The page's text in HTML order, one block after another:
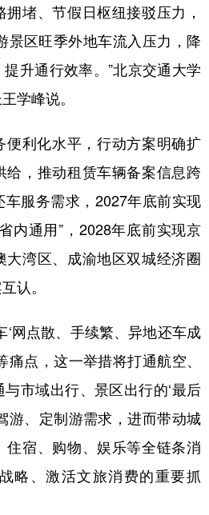
堵、节假日枢纽接驳压力，
景区旺季外地车流入压力，降
升通行效率。”北京交通大学
学峰说。
利化水平，行动方案明确扩
给，推动租赁车辆备案信息跨
服务需求，2027年底前实现
内通用”，2028年底前实现京
湾区、成渝地区双城经济圈
认。
点散、手续繁、异地还车成
痛点，这一举措将打通航空、
市域出行、景区出行的‘最后
游、定制游需求，进而带动城
宿、购物、娱乐等全链条消
略、激活文旅消费的重要抓